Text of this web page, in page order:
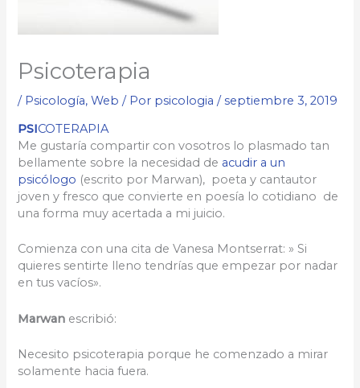
Psicoterapia
/ Psicología,Web / Por psicologia/septiembre 3, 2019
PSICOTERAPIA
Me gustaría compartir con vosotros lo plasmado tan
bellamente sobre la necesidad de acudir a un
psicólogo (escrito por Marwan), poeta y cantautor
joven y fresco que convierte en poesía lo cotidiano de
una forma muy acertada a mi juicio.
Comienza con una cita de Vanesa Montserrat: » Si
quieres sentirte lleno tendrías que empezar por nadar
en tus vacíos».
Marwan escribió:
Necesito psicoterapia porque he comenzado a mirar
solamente hacia fuera.